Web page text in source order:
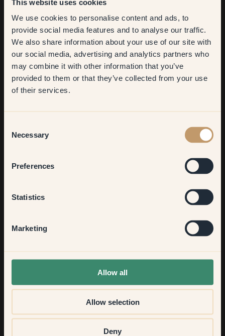
This website uses cookies
We use cookies to personalise content and ads, to
provide social media features and to analyse our traffic.
We also share information about your use of our site with
our social media, advertising and analytics partners who
may combine it with other information that you’ve
provided to them or that they’ve collected from your use
of their services.
Selection
Necessary
Preferences
Statistics
Marketing
Allow all
Allow selection
Deny
Descrivi il tuo stile d'arredo in tre parole!
Il mio stile d’arredo? Elegante, parigino, artistico.
Guardate i colori dal vivo e osate! Klint ha ottime schede da
applicare alle pareti: aiutano davvero a farsi un’idea più chiara
K77!! È magico. Cremoso, bellissimo… ed esalta alla perfezione
Get10%off your
first order
​But first, which room do you
want to transform?
None of the above